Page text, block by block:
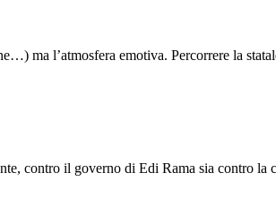
ma l’atmosfera emotiva. Percorrere la
contro il governo di Edi Rama sia contro